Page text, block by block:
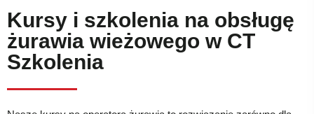
Kursy i szkolenia na obsługę
żurawia wieżowego w CT
Szkolenia